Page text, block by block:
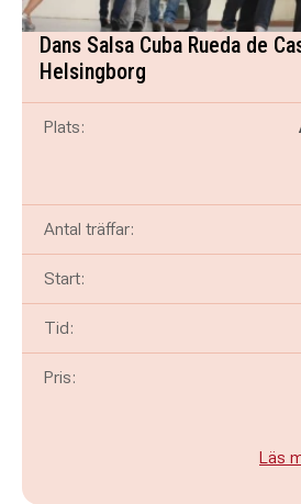
Dans Salsa Cuba Rueda de
Helsingborg
Plats:
Antal träffar:
Start:
Tid:
Pris:
Läs